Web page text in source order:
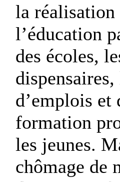
la réalisation
l’éducation
des écoles,
d’emplois et
formation
les jeunes.
chômage de